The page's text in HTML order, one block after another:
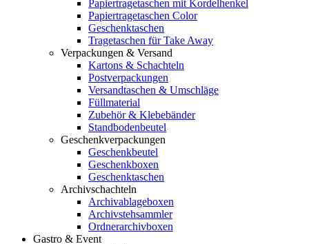
Papiertragetaschen mit Kordelhenkel
Papiertragetaschen Color
Geschenktaschen
Tragetaschen für Take Away
Verpackungen & Versand
Kartons & Schachteln
Postverpackungen
Versandtaschen & Umschläge
Füllmaterial
Zubehör & Klebebänder
Standbodenbeutel
Geschenkverpackungen
Geschenkbeutel
Geschenkboxen
Geschenktaschen
Archivschachteln
Archivablageboxen
Archivstehsammler
Ordnerarchivboxen
Gastro & Event